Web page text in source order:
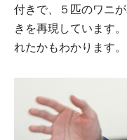
付きで、５匹のワニ
きを再現しています
れたかもわかります。